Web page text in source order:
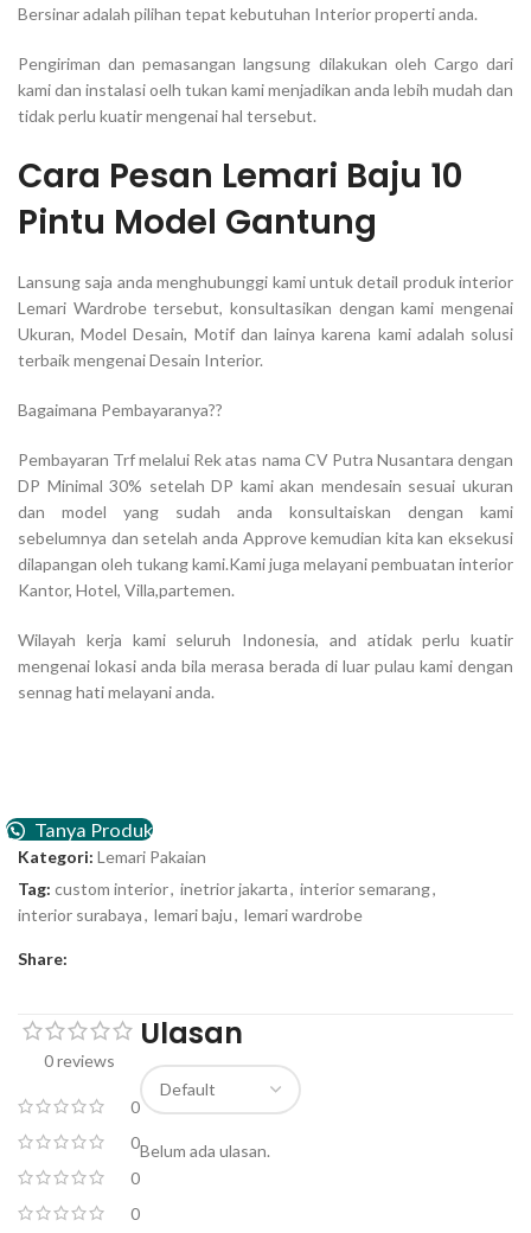
Bersinar adalah pilihan tepat kebutuhan Interior properti anda.
Pengiriman dan pemasangan langsung dilakukan oleh Cargo dari
kami dan instalasi oelh tukan kami menjadikan anda lebih mudah dan
tidak perlu kuatir mengenai hal tersebut.
Cara Pesan Lemari Baju 10
Pintu Model Gantung
Lansung saja anda menghubunggi kami untuk detail produk interior
Lemari Wardrobe tersebut, konsultasikan dengan kami mengenai
Ukuran, Model Desain, Motif dan lainya karena kami adalah solusi
terbaik mengenai Desain Interior.
Bagaimana Pembayaranya??
Pembayaran Trf melalui Rek atas nama CV Putra Nusantara dengan
DP Minimal 30% setelah DP kami akan mendesain sesuai ukuran
dan model yang sudah anda konsultaiskan dengan kami
sebelumnya dan setelah anda Approve kemudian kita kan eksekusi
dilapangan oleh tukang kami.Kami juga melayani pembuatan interior
Kantor, Hotel, Villa,partemen.
Wilayah kerja kami seluruh Indonesia, and atidak perlu kuatir
mengenai lokasi anda bila merasa berada di luar pulau kami dengan
sennag hati melayani anda.
Tanya Produk
Kategori: Lemari Pakaian
Tag: custom interior, inetrior jakarta, interior semarang,
interior surabaya, lemari baju, lemari wardrobe
Share:
0 reviews
0
0
0
0
Ulasan
Belum ada ulasan.